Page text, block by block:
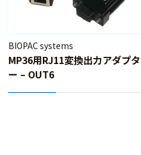
BIOPAC systems
MP36用RJ11変換出力アダプタ
ー – OUT6